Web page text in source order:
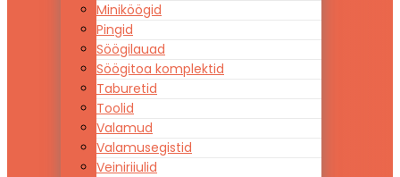
Miniköögid
Pingid
Söögilauad
Söögitoa komplektid
Taburetid
Toolid
Valamud
Valamusegistid
Veiniriiulid